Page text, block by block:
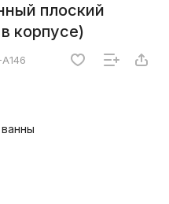
плоский
корпусе)